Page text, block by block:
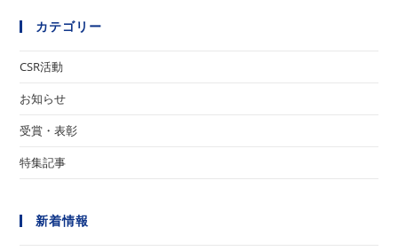
カテゴリー
CSR活動
お知らせ
受賞・表彰
特集記事
新着情報